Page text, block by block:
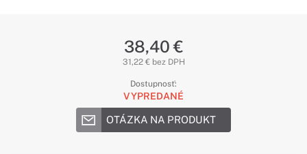
38,40 €
31,22 € bez DPH
Dostupnosť:
VYPREDANÉ
OTÁZKA NA PRODUKT